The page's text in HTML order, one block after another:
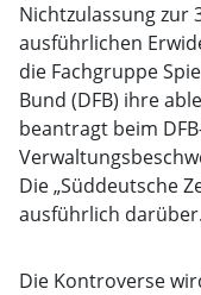
Nichtzulassung zur
ausführlichen
die Fachgruppe
Bund (DFB) ihre
beantragt beim
Die „Süddeutsche
ausführlich darüber.
Die Kontroverse